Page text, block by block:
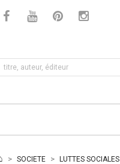
SOCIETE LUTTES SOCIALES